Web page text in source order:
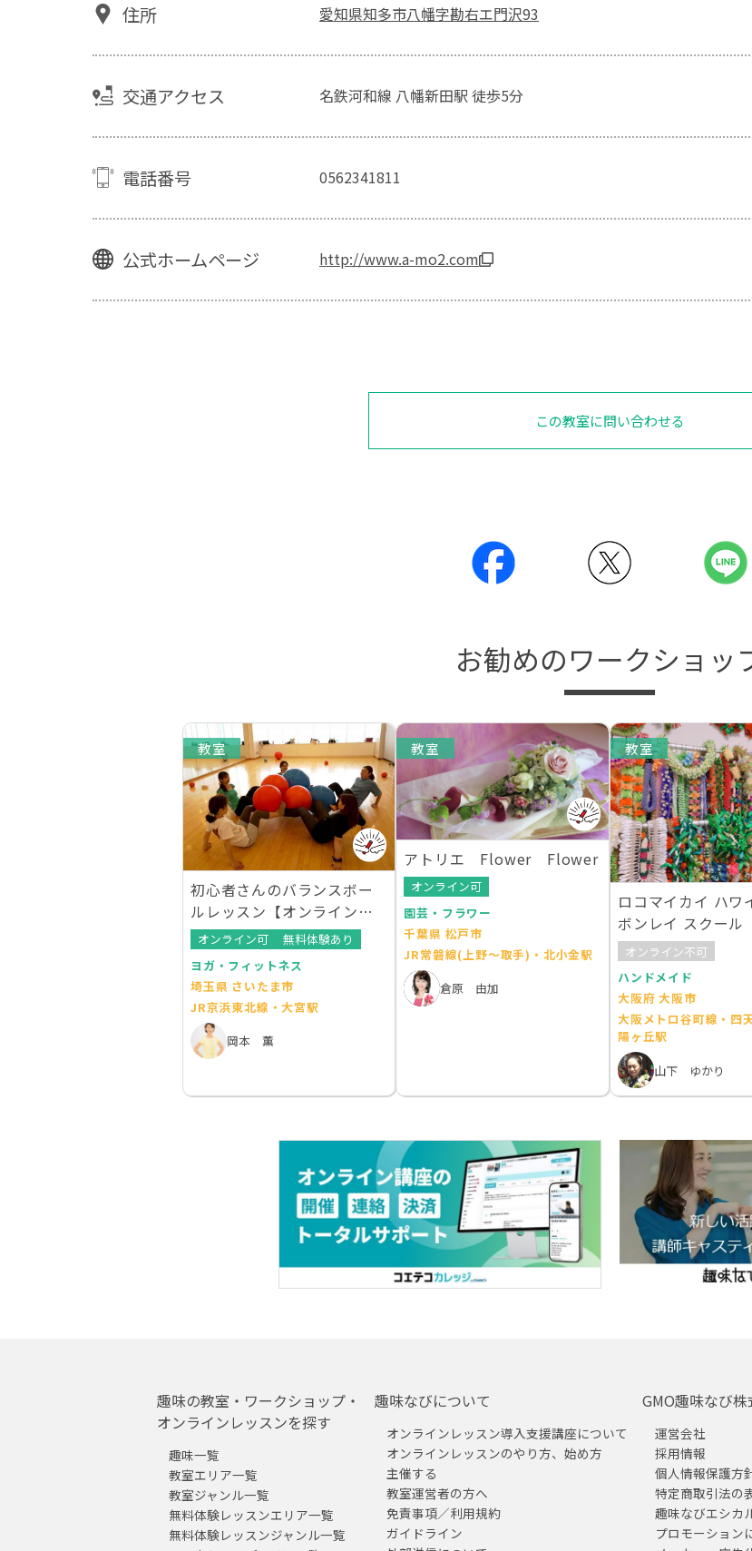
住所 愛知県知多市八幡字勘右エ門沢93
交通アクセス 名鉄河和線 八幡新田駅 徒歩5分
電話番号 0562341811
公式ホームページ http://www.a-mo2.com
この教室に問い合わせる
お勧めのワークショッ
教室
初心者さんのバランスボー
ルレッスン【オンラインレ
ッスンあり】
オンライン可
無料体験あり
ヨガ・フィットネス
埼玉県 さいたま市
JR京浜東北線・大宮駅
岡本 薫
教室
アトリエ Flower Flower
オンライン可
園芸・フラワー
千葉県 松戸市
JR常磐線(上野～取手)・北小金駅
倉原 由加
教室
ロコマイカイ ハワ
ボンレイ スクール
オンライン不可
ハンドメイド
大阪府 大阪市
大阪メトロ谷町線・四
陽ヶ丘駅
山下 ゆかり
趣味の教室・ワークショップ・
オンラインレッスンを探す
趣味一覧
教室エリア一覧
教室ジャンル一覧
無料体験レッスンエリア一覧
無料体験レッスンジャンル一覧
趣味なびについて
オンラインレッスン導入支援講座について
オンラインレッスンのやり方、始め方
主催する
教室運営者の方へ
免責事項／利用規約
ガイドライン
GMO趣味なび
運営会社
採用情報
個人情報保護方
特定商取引法の
趣味なびエシカ
プロモーション